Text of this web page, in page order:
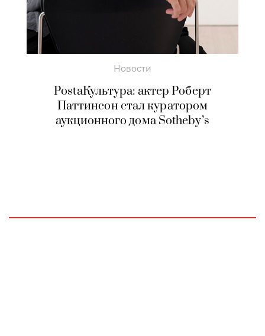
Новости
PostaКультура: актер Роберт
Паттинсон стал куратором
аукционного дома Sotheby’s